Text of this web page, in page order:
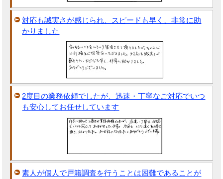
対応も誠実さが感じられ、スピードも早く、非常に助
かりました
2度目の業務依頼でしたが、迅速・丁寧なご対応でいつ
も安心してお任せしています
素人が個人で戸籍調査を行うことは困難であることが